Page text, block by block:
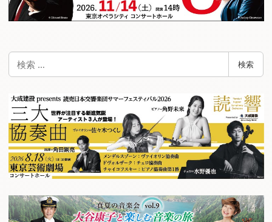
検
索
検索